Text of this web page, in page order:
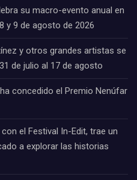
su macro-evento anual en
y 9 de agosto de 2026
y otros grandes artistas se
de julio al 17 de agosto
concedido el Premio Nenúfar
el Festival In-Edit, trae un
a explorar las historias